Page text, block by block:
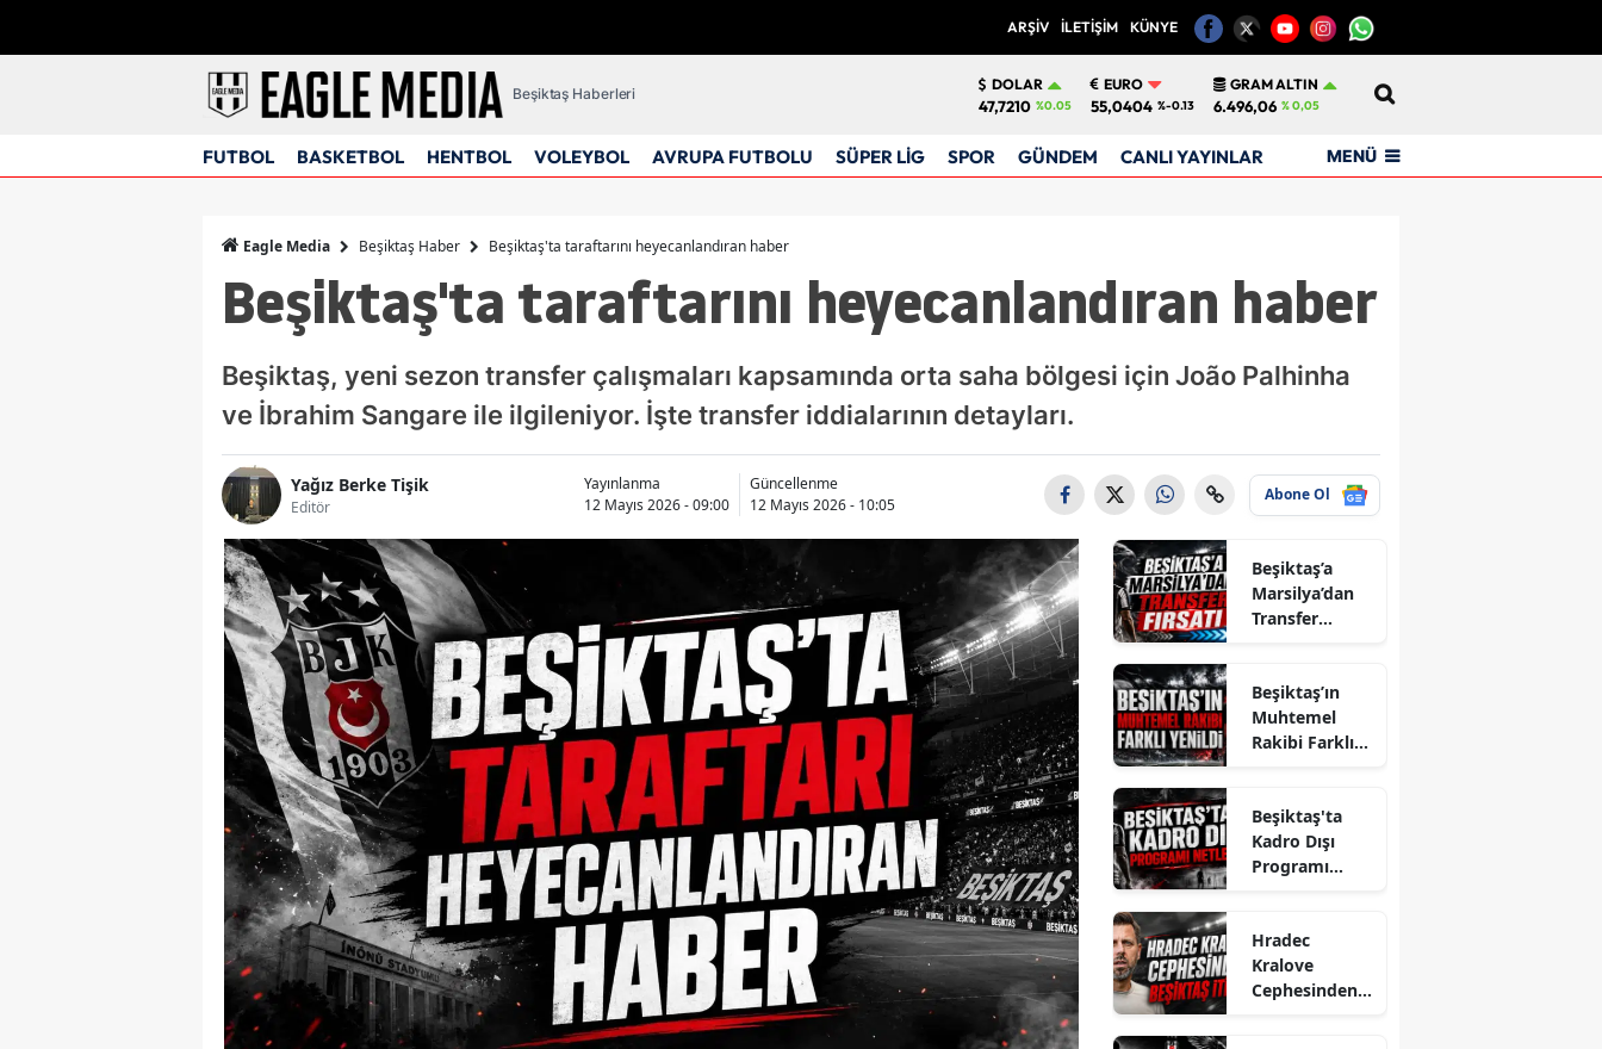
ARŞİV İLETİŞİM KÜNYE
Beşiktaş Haberleri
DOLAR
47,7210 %0.05
EURO
55,0404 %-0.13
GRAM ALTIN
6.496,06 % 0,05
FUTBOL BASKETBOL HENTBOL VOLEYBOL AVRUPA FUTBOLU SÜPER LİG SPOR GÜNDEM CANLI YAYINLAR MENÜ
Eagle Media Beşiktaş Haber Beşiktaş'ta taraftarını heyecanlandıran haber
Beşiktaş'ta taraftarını heyecanlandıran haber
Beşiktaş, yeni sezon transfer çalışmaları kapsamında orta saha bölgesi için João Palhinha
ve İbrahim Sangare ile ilgileniyor. İşte transfer iddialarının detayları.
Yağız Berke Tişik
Editör
Yayınlanma
12 Mayıs 2026 - 09:00
Güncellenme
12 Mayıs 2026 - 10:05
Abone Ol
Beşiktaş’a
Marsilya’dan
Transfer
Beşiktaş’ın
Muhtemel
Rakibi Farklı
Beşiktaş'ta
Kadro Dışı
Programı
Hradec
Kralove
Cephesinden